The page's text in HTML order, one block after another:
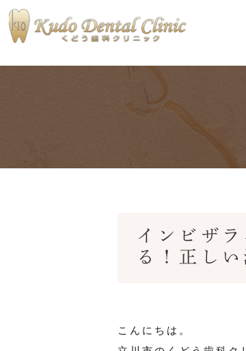
当院の特徴
医院ブログ
インビザ
る！正し
こんにちは。